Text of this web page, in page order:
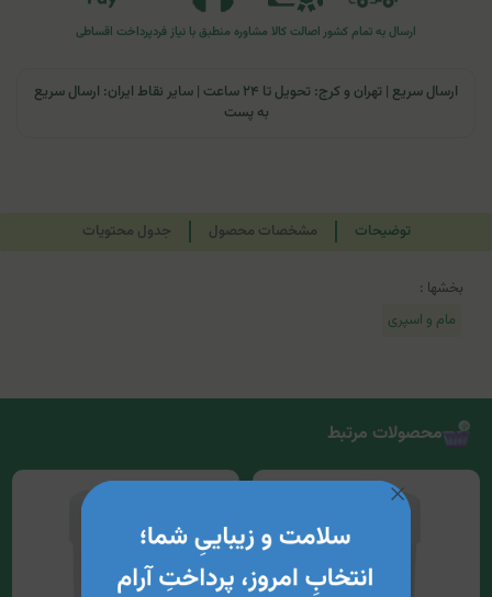
ارسال به تمام کشوراصالت کالا مشاوره منطبق با نیاز فردپرداخت اقساطی
ارسال سریع | تهران و کرج: تحویل تا ۲۴ ساعت | سایر نقاط ایران: ارسال سریع
به پست
توضیحات مشخصات محصول جدول محتویات
بخشها :
مام و اسپری
محصولات مرتبط